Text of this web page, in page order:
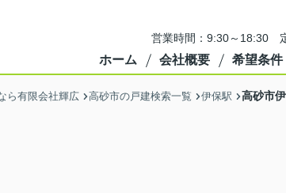
営業時間：9:30～18:30
ホーム 会社概要 希望条件
ら有限会社輝広 高砂市の戸建検索一覧 伊保駅 高砂市